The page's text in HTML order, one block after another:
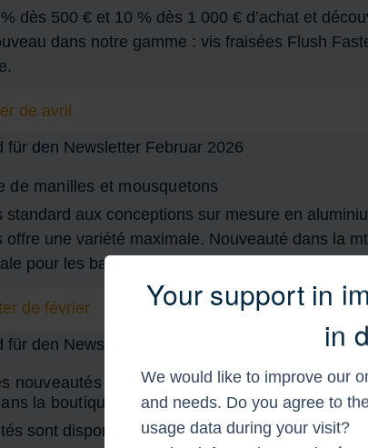
dès 500 € et 10 % dès 1 000 € d’achat et
dans notre gamme : vis fraisées Flush
de avril
de manilles et mousquetons
standard aux conceptions sur mesure en
offre une variété maximale. Nouveauté dans la
pour les bateaux ainsi que pour les activités en
de février
nouveautés
la boutique
sont disponibles dans notre boutique dès le
Your support in
in
We would like to improve our
and needs. Do you agree to
usage data during your visit?